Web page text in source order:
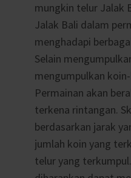
mungkin telur Jalak
Jalak Bali dalam
menghadapi
Selain
mengumpulkan
Permainan akan
terkena rintangan.
berdasarkan jarak
jumlah koin yang
telur yang